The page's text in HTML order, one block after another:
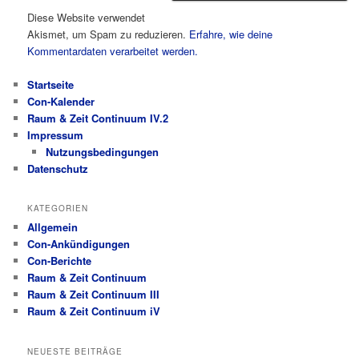
Diese Website verwendet
Akismet, um Spam zu reduzieren. Erfahre, wie deine
Kommentardaten verarbeitet werden.
Startseite
Con-Kalender
Raum & Zeit Continuum IV.2
Impressum
Nutzungsbedingungen
Datenschutz
KATEGORIEN
Allgemein
Con-Ankündigungen
Con-Berichte
Raum & Zeit Continuum
Raum & Zeit Continuum III
Raum & Zeit Continuum iV
NEUESTE BEITRÄGE